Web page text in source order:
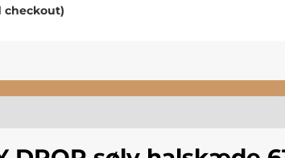
checkout)